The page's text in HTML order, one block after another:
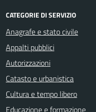
CATEGORIE DI SERVIZIO
Anagrafe e stato civile
Appalti pubblici
Autorizzazioni
Catasto e urbanistica
Cultura e tempo libero
Educazione e formazione